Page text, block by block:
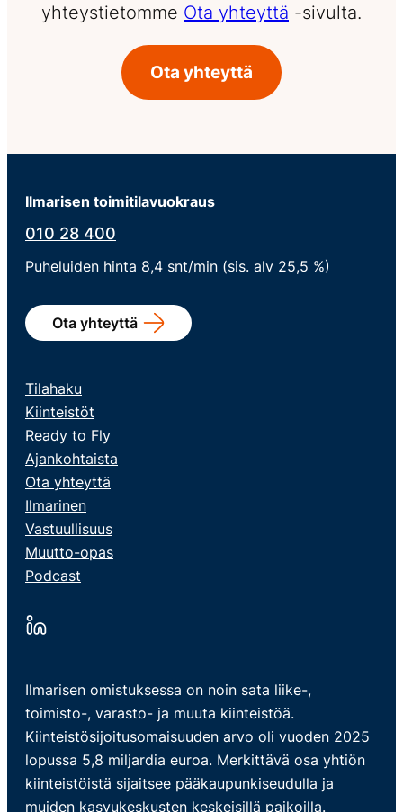
yhteystietomme Ota yhteyttä -sivulta.
Ota yhteyttä
Ilmarisen toimitilavuokraus
010 28 400
Puheluiden hinta 8,4 snt/min (sis. alv 25,5 %)
Ota yhteyttä
Tilahaku
Kiinteistöt
Ready to Fly
Ajankohtaista
Ota yhteyttä
Ilmarinen
Vastuullisuus
Muutto-opas
Podcast
Ilmarisen omistuksessa on noin sata liike-,
toimisto-, varasto- ja muuta kiinteistöä.
Kiinteistösijoitusomaisuuden arvo oli vuoden 2025
lopussa 5,8 miljardia euroa. Merkittävä osa yhtiön
kiinteistöistä sijaitsee pääkaupunkiseudulla ja
muiden kasvukeskusten keskeisillä paikoilla.